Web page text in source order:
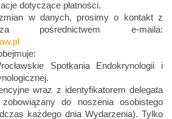
dotyczące płatności.
w danych, prosimy o kontakt z
pośrednictwem e-maila:
Spotkania Endokrynologii i
wraz z identyfikatorem delegata
do noszenia osobistego
każdego dnia Wydarzenia). Tylko